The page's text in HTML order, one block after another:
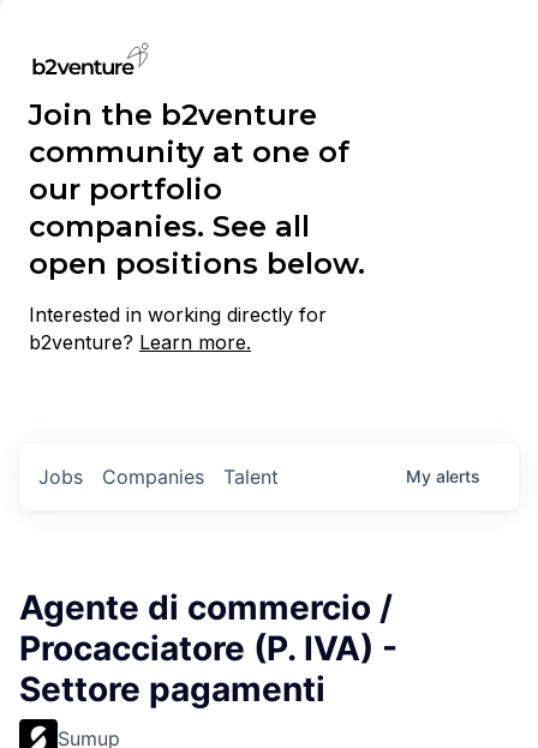
Join the b2venture
community at one of
our portfolio
companies. See all
open positions below.
Interested in working directly for
b2venture? Learn more.
Jobs Companies Talent My alerts
Agente di commercio /
Procacciatore (P. IVA) -
Settore pagamenti
Sumup